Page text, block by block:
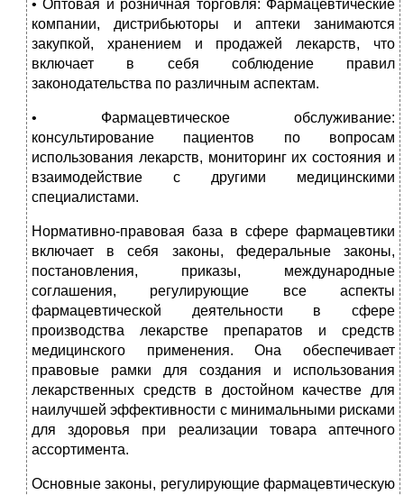
• Оптовая и розничная торговля: Фармацевтические
компании, дистрибьюторы и аптеки занимаются
закупкой, хранением и продажей лекарств, что
включает в себя соблюдение правил
законодательства по различным аспектам.
• Фармацевтическое обслуживание:
консультирование пациентов по вопросам
использования лекарств, мониторинг их состояния и
взаимодействие с другими медицинскими
специалистами.
Нормативно-правовая база в сфере фармацевтики
включает в себя законы, федеральные законы,
постановления, приказы, международные
соглашения, регулирующие все аспекты
фармацевтической деятельности в сфере
производства лекарстве препаратов и средств
медицинского применения. Она обеспечивает
правовые рамки для создания и использования
лекарственных средств в достойном качестве для
наилучшей эффективности с минимальными рисками
для здоровья при реализации товара аптечного
ассортимента.
Основные законы, регулирующие фармацевтическую